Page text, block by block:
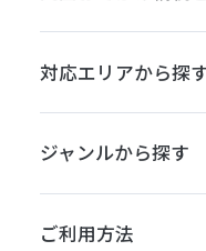
対応エリアから探
ジャンルから探す
ご利用方法